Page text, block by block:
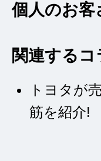
個人のお客
関連するコ
トヨタが
筋を紹介!